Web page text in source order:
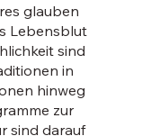
glauben
Lebensblut
sind
in
hinweg
zur
sind darauf